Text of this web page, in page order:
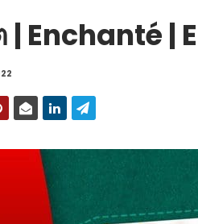
| Enchanté |